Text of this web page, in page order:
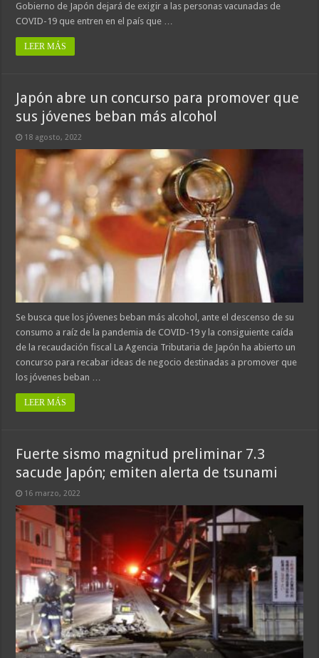
Gobierno de Japón dejará de exigir a las personas vacunadas de
COVID-19 que entren en el país que …
LEER MÁS
Japón abre un concurso para promover que
sus jóvenes beban más alcohol
18 agosto, 2022
Se busca que los jóvenes beban más alcohol, ante el descenso de su
consumo a raíz de la pandemia de COVID-19 y la consiguiente caída
de la recaudación fiscal La Agencia Tributaria de Japón ha abierto un
concurso para recabar ideas de negocio destinadas a promover que
los jóvenes beban …
LEER MÁS
Fuerte sismo magnitud preliminar 7.3
sacude Japón; emiten alerta de tsunami
16 marzo, 2022